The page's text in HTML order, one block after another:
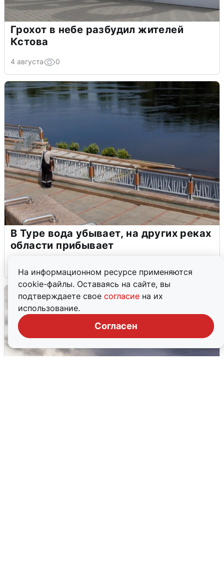
На информационном ресурсе применяются
cookie-файлы. Оставаясь на сайте, вы
подтверждаете свое согласие на их
использование.
Согласен
Грохот в небе разбудил жителей
Кстова
4 августа 0
В Туре вода убывает, на других реках
области прибывает